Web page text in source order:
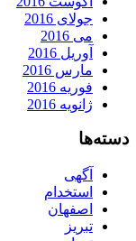
جولای 2016
می 2016
آوریل 2016
مارس 2016
فوریه 2016
ژانویه 2016
دسته‌ها
آگهی
استخدام
اصفهان
تبریز